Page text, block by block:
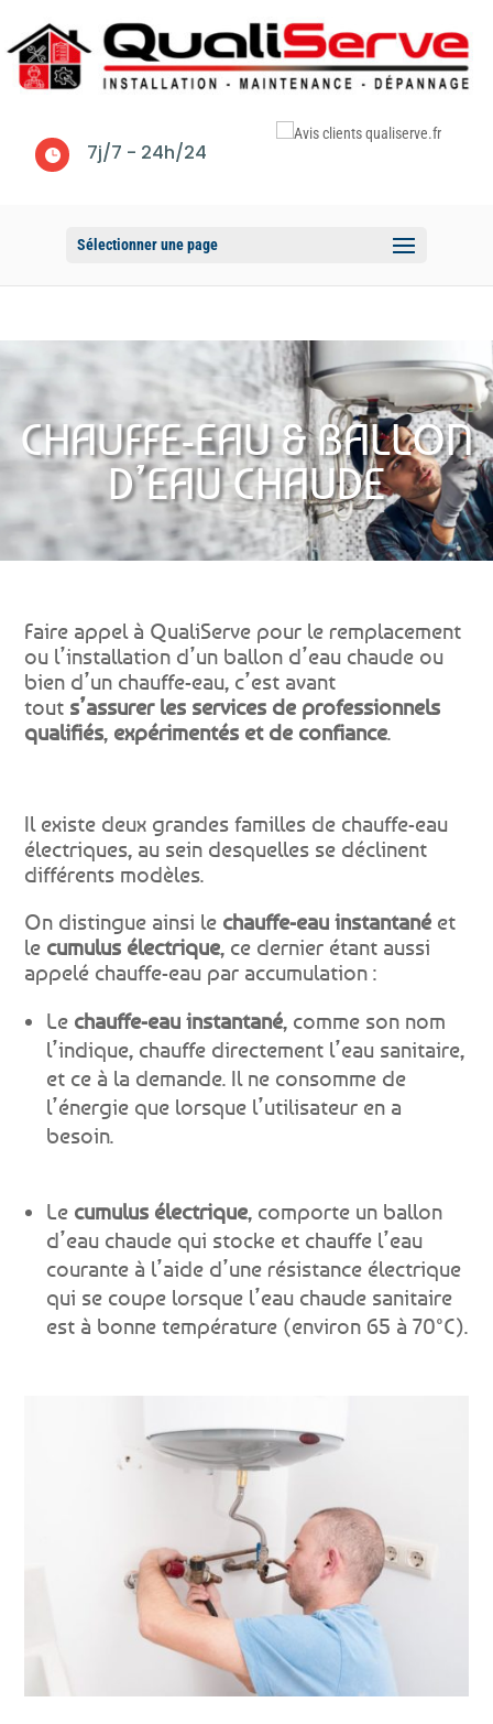
 7j/7 - 24h/24
Sélectionner une page
CHAUFFE-EAU & BALLON
D’EAU CHAUDE
Faire appel à QualiServe pour le remplacement
ou l’installation d’un ballon d’eau chaude ou
bien d’un chauffe-eau, c’est avant
tout s’assurer les services de professionnels
qualifiés, expérimentés et de confiance.
Il existe deux grandes familles de chauffe-eau
électriques, au sein desquelles se déclinent
différents modèles.
On distingue ainsi le chauffe-eau instantané et
le cumulus électrique, ce dernier étant aussi
appelé chauffe-eau par accumulation :
Le chauffe-eau instantané, comme son nom
l’indique, chauffe directement l’eau sanitaire,
et ce à la demande. Il ne consomme de
l’énergie que lorsque l’utilisateur en a
besoin.
Le cumulus électrique, comporte un ballon
d’eau chaude qui stocke et chauffe l’eau
courante à l’aide d’une résistance électrique
qui se coupe lorsque l’eau chaude sanitaire
est à bonne température (environ 65 à 70°C).